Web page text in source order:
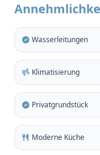
während die
Offenheit im
Wohnzimmer
Einbauküche und
Essbereich, das
Schiebetüren auf
von hohen grauen
Außenbereich ist
Wasserleitungen
Klimatisierung
Privatgrundstück
Moderne Küche